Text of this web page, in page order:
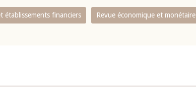
établissements financiers Revue économique et monétaire